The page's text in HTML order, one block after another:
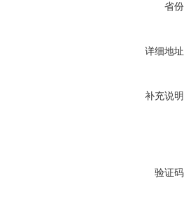
省份
详细地址
补充说明
验证码